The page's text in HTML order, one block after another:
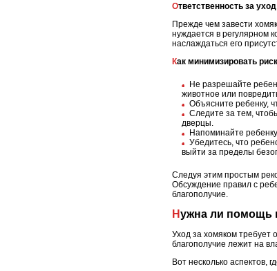
Ответственность за уход
Прежде чем завести
нуждается в регулярном
наслаждаться его
Как минимизировать
Не разрешайте
животное или
Объясните ребенку,
Следите за тем,
дверцы.
Напоминайте
Убедитесь, что
выйти за пределы
Следуя этим простым
Обсуждение правил с
благополучие.
Нужна ли помощь
Уход за хомяком требует
благополучие лежит на
Вот несколько аспектов,